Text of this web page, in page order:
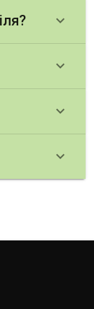
keyboard_arrow_down
keyboard_arrow_down
keyboard_arrow_down
keyboard_arrow_down